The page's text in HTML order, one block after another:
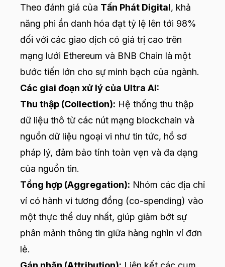
Theo đánh giá của Tấn Phát Digital, khả
năng phi ẩn danh hóa đạt tỷ lệ lên tới 98%
đối với các giao dịch có giá trị cao trên
mạng lưới Ethereum và BNB Chain là một
bước tiến lớn cho sự minh bạch của ngành.
Các giai đoạn xử lý của Ultra AI:
Thu thập (Collection): Hệ thống thu thập
dữ liệu thô từ các nút mạng blockchain và
nguồn dữ liệu ngoại vi như tin tức, hồ sơ
pháp lý, đảm bảo tính toàn vẹn và đa dạng
của nguồn tin.
Tổng hợp (Aggregation): Nhóm các địa chỉ
ví có hành vi tương đồng (co-spending) vào
một thực thể duy nhất, giúp giảm bớt sự
phân mảnh thông tin giữa hàng nghìn ví đơn
lẻ.